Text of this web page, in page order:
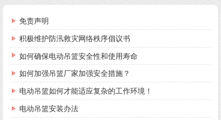
免责声明
积极维护防汛救灾网络秩序倡议书
如何确保电动吊篮安全性和使用寿命
如何加强吊篮厂家加强安全措施？
电动吊篮如何才能适应复杂的工作环境！
电动吊篮安装办法